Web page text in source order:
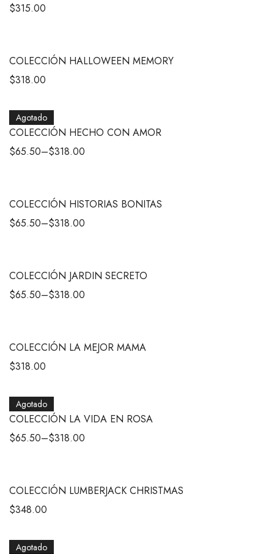
$315.00
COLECCIÓN HALLOWEEN MEMORY
$318.00
Agotado
COLECCIÓN HECHO CON AMOR
$65.50–$318.00
COLECCIÓN HISTORIAS BONITAS
$65.50–$318.00
COLECCIÓN JARDIN SECRETO
$65.50–$318.00
COLECCIÓN LA MEJOR MAMA
$318.00
Agotado
COLECCIÓN LA VIDA EN ROSA
$65.50–$318.00
COLECCIÓN LUMBERJACK CHRISTMAS
$348.00
Agotado